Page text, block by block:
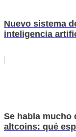
Nuevo sistema
inteligencia
Se habla mucho
altcoins: qué